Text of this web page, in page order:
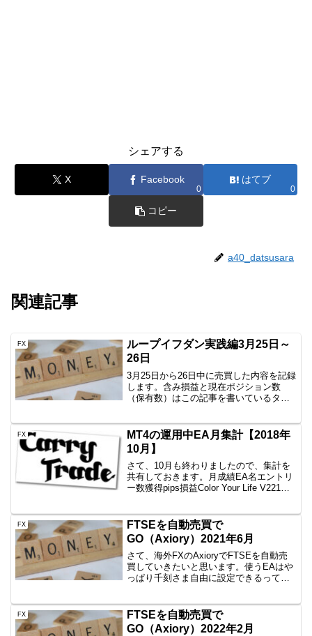
シェアする
X Facebook
0
はてブ
0
コピー
a40_datsusara
関連記事
FX
ループイフダン実践編3月25日～
26日
3月25日から26日中に売買した内容を記録
します。含み損益と現在ポジション数
（保有数）はこの記事を書いているタイ
けると思いますので、公開です。
AUD/JPY B40 10...
FX
MT4の運用中EA月集計【2018年
10月】
さて、10月も終わりましたので、集計を
共有しておきます。月成績EA名エントリ
ー数獲得pips損益Color Your Life V221回
FX
FTSEを自動売買で
GO（Axiory）2021年6月
さて、海外FXのAxioryでFTSEを自動売
買していきたいと思います。使うEAはや
っぱり千刻さま自由に設定できるって本
ということで、重宝しています。千刻は
こちらから買...
FX
FTSEを自動売買で
GO（Axiory）2022年2月